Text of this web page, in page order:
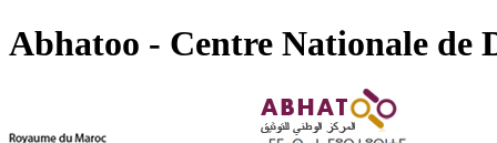
Abhatoo - Centre Nationale de